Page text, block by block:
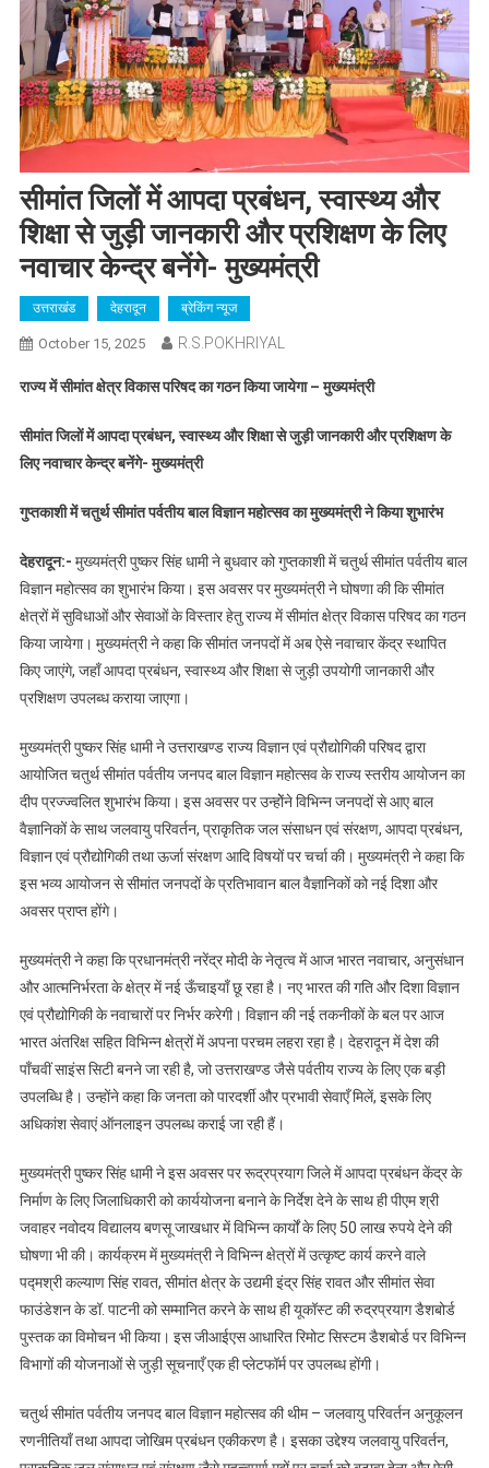
सीमांत जिलों में आपदा प्रबंधन, स्वास्थ्य और
शिक्षा से जुड़ी जानकारी और प्रशिक्षण के लिए
नवाचार केन्द्र बनेंगे- मुख्यमंत्री
उत्तराखंड देहरादून ब्रेकिंग न्यूज
October 15, 2025 R.S.POKHRIYAL
राज्य में सीमांत क्षेत्र विकास परिषद का गठन किया जायेगा – मुख्यमंत्री
सीमांत जिलों में आपदा प्रबंधन, स्वास्थ्य और शिक्षा से जुड़ी जानकारी और प्रशिक्षण के
लिए नवाचार केन्द्र बनेंगे- मुख्यमंत्री
गुप्तकाशी में चतुर्थ सीमांत पर्वतीय बाल विज्ञान महोत्सव का मुख्यमंत्री ने किया शुभारंभ
देहरादून:- मुख्यमंत्री पुष्कर सिंह धामी ने बुधवार को गुप्तकाशी में चतुर्थ सीमांत पर्वतीय बाल
विज्ञान महोत्सव का शुभारंभ किया। इस अवसर पर मुख्यमंत्री ने घोषणा की कि सीमांत
क्षेत्रों में सुविधाओं और सेवाओं के विस्तार हेतु राज्य में सीमांत क्षेत्र विकास परिषद का गठन
किया जायेगा। मुख्यमंत्री ने कहा कि सीमांत जनपदों में अब ऐसे नवाचार केंद्र स्थापित
किए जाएंगे, जहाँ आपदा प्रबंधन, स्वास्थ्य और शिक्षा से जुड़ी उपयोगी जानकारी और
प्रशिक्षण उपलब्ध कराया जाएगा।
मुख्यमंत्री पुष्कर सिंह धामी ने उत्तराखण्ड राज्य विज्ञान एवं प्रौद्योगिकी परिषद द्वारा
आयोजित चतुर्थ सीमांत पर्वतीय जनपद बाल विज्ञान महोत्सव के राज्य स्तरीय आयोजन का
दीप प्रज्ज्वलित शुभारंभ किया। इस अवसर पर उन्होेंने विभिन्न जनपदों से आए बाल
वैज्ञानिकों के साथ जलवायु परिवर्तन, प्राकृतिक जल संसाधन एवं संरक्षण, आपदा प्रबंधन,
विज्ञान एवं प्रौद्योगिकी तथा ऊर्जा संरक्षण आदि विषयों पर चर्चा की। मुख्यमंत्री ने कहा कि
इस भव्य आयोजन से सीमांत जनपदों के प्रतिभावान बाल वैज्ञानिकों को नई दिशा और
अवसर प्राप्त होंगे।
मुख्यमंत्री ने कहा कि प्रधानमंत्री नरेंद्र मोदी के नेतृत्व में आज भारत नवाचार, अनुसंधान
और आत्मनिर्भरता के क्षेत्र में नई ऊँचाइयाँ छू रहा है। नए भारत की गति और दिशा विज्ञान
एवं प्रौद्योगिकी के नवाचारों पर निर्भर करेगी। विज्ञान की नई तकनीकों के बल पर आज
भारत अंतरिक्ष सहित विभिन्न क्षेत्रों में अपना परचम लहरा रहा है। देहरादून में देश की
पाँचवीं साइंस सिटी बनने जा रही है, जो उत्तराखण्ड जैसे पर्वतीय राज्य के लिए एक बड़ी
उपलब्धि है। उन्होंने कहा कि जनता को पारदर्शी और प्रभावी सेवाएँ मिलें, इसके लिए
अधिकांश सेवाएं ऑनलाइन उपलब्ध कराई जा रही हैं।
मुख्यमंत्री पुष्कर सिंह धामी ने इस अवसर पर रूद्रप्रयाग जिले में आपदा प्रबंधन केंद्र के
निर्माण के लिए जिलाधिकारी को कार्ययोजना बनाने के निर्देश देने के साथ ही पीएम श्री
जवाहर नवोदय विद्यालय बणसू जाखधार में विभिन्न कार्यों के लिए 50 लाख रुपये देने की
घोषणा भी की। कार्यक्रम में मुख्यमंत्री ने विभिन्न क्षेत्रों में उत्कृष्ट कार्य करने वाले
पद्मश्री कल्याण सिंह रावत, सीमांत क्षेत्र के उद्यमी इंद्र सिंह रावत और सीमांत सेवा
फाउंडेशन के डॉ. पाटनी को सम्मानित करने के साथ ही यूकॉस्ट की रुद्रप्रयाग डैशबोर्ड
पुस्तक का विमोचन भी किया। इस जीआईएस आधारित रिमोट सिस्टम डैशबोर्ड पर विभिन्न
विभागों की योजनाओं से जुड़ी सूचनाएँ एक ही प्लेटफॉर्म पर उपलब्ध होंगी।
चतुर्थ सीमांत पर्वतीय जनपद बाल विज्ञान महोत्सव की थीम – जलवायु परिवर्तन अनुकूलन
रणनीतियाँ तथा आपदा जोखिम प्रबंधन एकीकरण है। इसका उद्देश्य जलवायु परिवर्तन,